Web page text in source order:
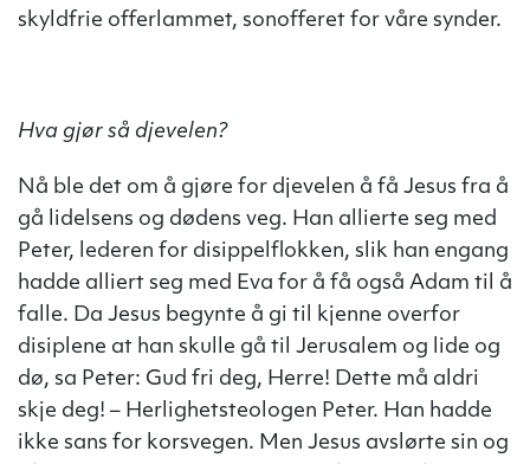
skyldfrie offerlammet, sonofferet for våre synder.
Hva gjør så djevelen?
Nå ble det om å gjøre for djevelen å få Jesus fra å
gå lidelsens og dødens veg. Han allierte seg med
Peter, lederen for disippelflokken, slik han engang
hadde alliert seg med Eva for å få også Adam til å
falle. Da Jesus begynte å gi til kjenne overfor
disiplene at han skulle gå til Jerusalem og lide og
dø, sa Peter: Gud fri deg, Herre! Dette må aldri
skje deg! – Herlighetsteologen Peter. Han hadde
ikke sans for korsvegen. Men Jesus avslørte sin og